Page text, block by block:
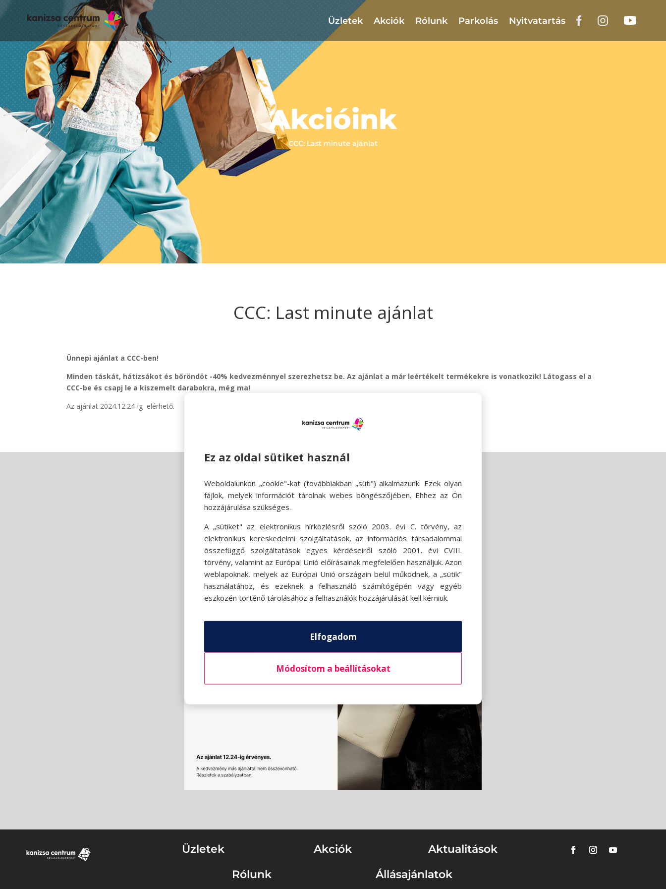
Üzletek Akciók Rólunk Parkolás Nyitvatartás
Akcióink
CCC: Last minute ajánlat
CCC: Last minute ajánlat
Ünnepi ajánlat a CCC-ben!
Minden táskát, hátizsákot és bőröndöt -40% kedvezménnyel szerezhetsz be. Az ajánlat a már leértékelt termékekre is vonatkozik! Látogass el a
CCC-be és csapj le a kiszemelt darabokra, még ma!
Az ajánlat 2024.12.24-ig elérhető.
Üzletek Akciók
Aktualitások
Rólunk
Állásajánlatok
Ez az oldal sütiket használ
Weboldalunkon „cookie"-kat (továbbiakban „süti") alkalmazunk. Ezek olyan
fájlok, melyek információt tárolnak webes böngészőjében. Ehhez az Ön
hozzájárulása szükséges.
A „sütiket" az elektronikus hírközlésről szóló 2003. évi C. törvény, az
elektronikus kereskedelmi szolgáltatások, az információs társadalommal
összefüggő szolgáltatások egyes kérdéseiről szóló 2001. évi CVIII.
törvény, valamint az Európai Unió előírásainak megfelelően használjuk. Azon
weblapoknak, melyek az Európai Unió országain belül működnek, a „sütik"
használatához, és ezeknek a felhasználó számítógépén vagy egyéb
eszközén történő tárolásához a felhasználók hozzájárulását kell kérniük.
Elfogadom
Módosítom a beállításokat